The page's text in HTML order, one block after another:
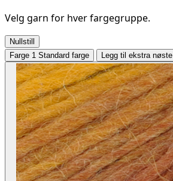
Velg garn for hver fargegruppe.
Nullstill
Farge 1 Standard farge Legg til ekstra nøste